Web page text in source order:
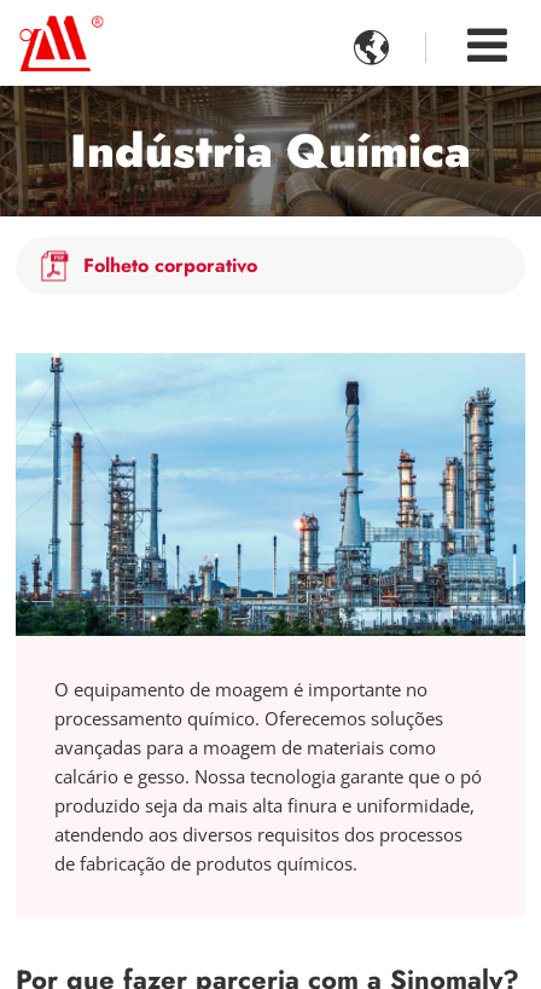

Indústria Química
Folheto corporativo
O equipamento de moagem é importante no
processamento químico. Oferecemos soluções
avançadas para a moagem de materiais como
calcário e gesso. Nossa tecnologia garante que o pó
produzido seja da mais alta finura e uniformidade,
atendendo aos diversos requisitos dos processos
de fabricação de produtos químicos.
Por que fazer parceria com a Sinomaly?